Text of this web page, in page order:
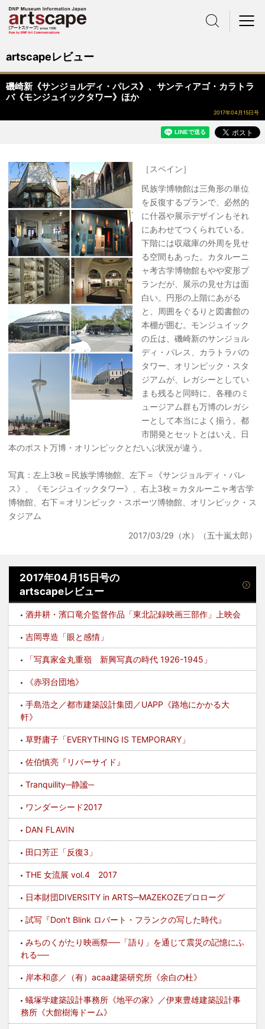
artscapeレビュー
磯崎新《サンジョルディ・パレス》、サンティアゴ・カラトラ
バ《モンジュイックタワー》ほか
2017年04月15日号
［スペイン］
民族学博物館は三角形の単位
を反復するプランで、必然的
に什器や展示デザインもそれ
にあわせてつくられている。
下階には収蔵庫の外周を見せ
る空間もあった。カタルーニ
ャ考古学博物館もやや変形プ
ランだが、展示の見せ方は面
白い。円形の上階にあがる
と、周囲をぐるりと図書館の
本棚が囲む。モンジュイック
の丘は、磯崎新のサンジョル
ディ・パレス、カラトラバの
タワー、オリンピック・スタ
ジアムが、レガシーとしてい
まも残ると同時に、各種のミ
ュージアム群も万博のレガシ
ーとして本当によく揃う。都
市開発とセットとはいえ、日
本のポスト万博・オリンピックとだいぶ状況が違う。
写真：左上3枚＝民族学博物館、左下＝《サンジョルディ・パレ
ス》、《モンジュイックタワー》、右上3枚＝カタルーニャ考古学
博物館、右下＝オリンピック・スポーツ博物館、オリンピック・ス
タジアム
2017/03/29（水）（五十嵐太郎）
2017年04月15日号の
artscapeレビュー
酒井耕・濱口竜介監督作品「東北記録映画三部作」上映会
吉岡専造「眼と感情」
「写真家金丸重嶺 新興写真の時代 1926-1945」
《赤羽台団地》
手島浩之／都市建築設計集団／UAPP《路地にかかる大
軒》
草野庸子「EVERYTHING IS TEMPORARY」
佐伯慎亮『リバーサイド』
Tranquility─静謐─
ワンダーシード2017
DAN FLAVIN
田口芳正「反復3」
THE 女流展 vol.4 2017
日本財団DIVERSITY in ARTS─MAZEKOZEプロローグ
試写『Don't Blink ロバート・フランクの写した時代』
みちのくがたり映画祭──「語り」を通じて震災の記憶にふ
れる──
岸本和彦／（有）acaa建築研究所《余白の杜》
蟻塚学建築設計事務所《地平の家》／伊東豊雄建築設計事
務所《大館樹海ドーム》
サイト内検索